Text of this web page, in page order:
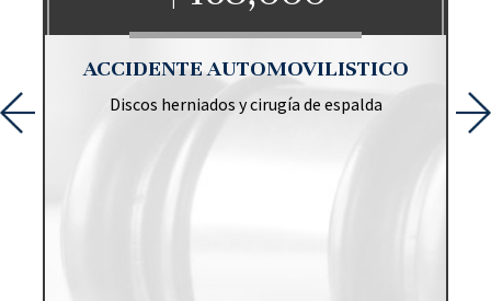
ACCIDENTE AUTOMOVILISTICO
Discos herniados y cirugía de espalda